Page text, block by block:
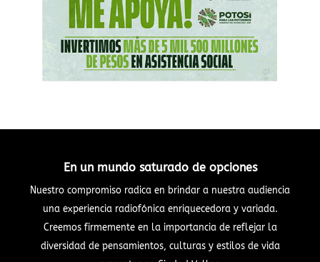
En un mundo saturado de opciones
Nuestro compromiso radica en brindar a nuestra audiencia
una experiencia radiofónica enriquecedora y variada.
Creemos firmemente en la importancia de reflejar la
diversidad de pensamientos, culturas y estilos de vida